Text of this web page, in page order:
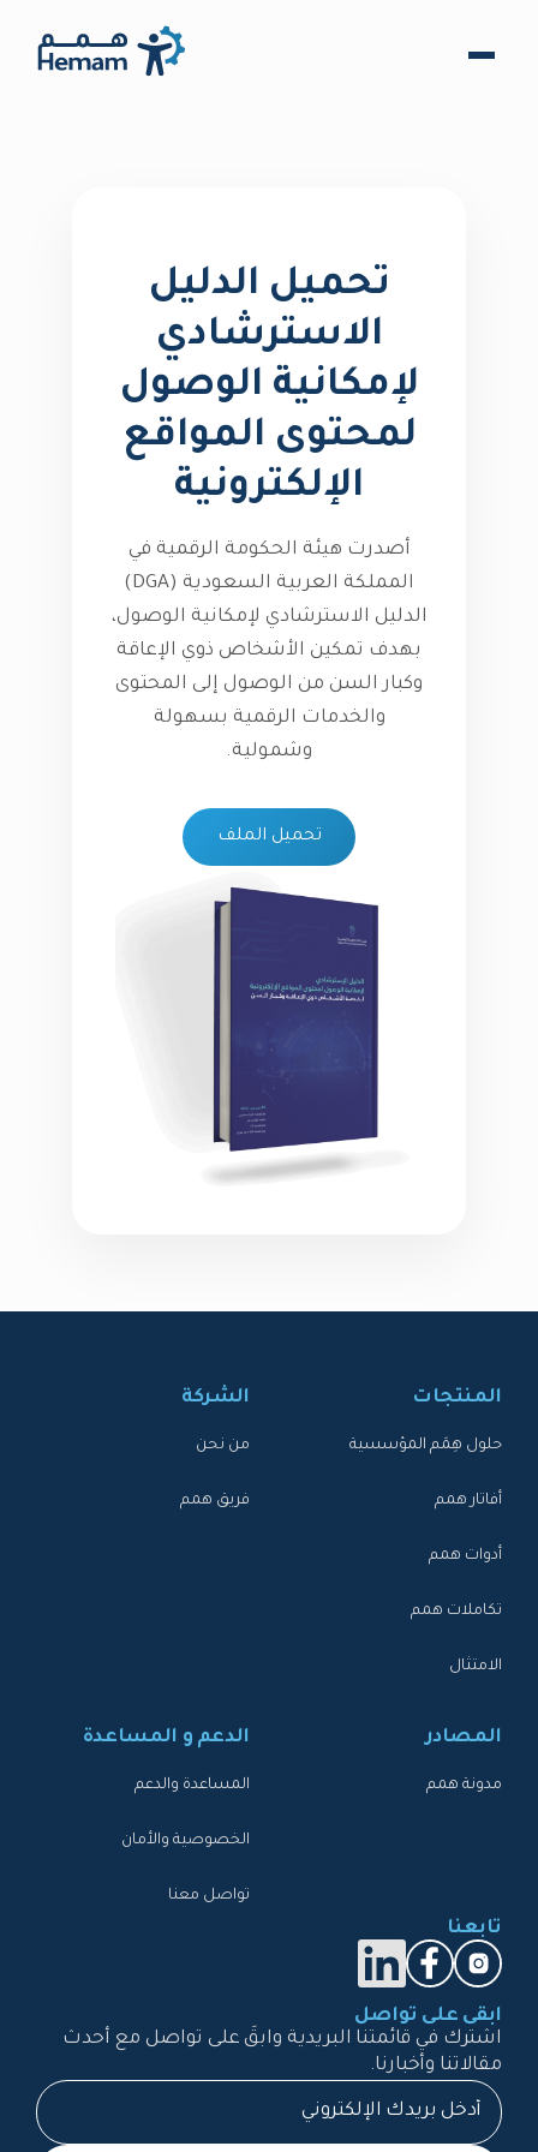
تحميل الدليل
الاسترشادي
لإمكانية الوصول
لمحتوى المواقع
الإلكترونية
أصدرت هيئة الحكومة الرقمية في
المملكة العربية السعودية (DGA)
الدليل الاسترشادي لإمكانية الوصول،
بهدف تمكين الأشخاص ذوي الإعاقة
وكبار السن من الوصول إلى المحتوى
والخدمات الرقمية بسهولة
وشمولية.
تحميل الملف
المنتجات
حلول هِمَم المؤسسية
أفاتار همم
أدوات همم
تكاملات همم
الامتثال
الشركة
من نحن
فريق همم
المصادر
مدونة همم
الدعم و المساعدة
المساعدة والدعم
الخصوصية والأمان
تواصل معنا
تابعنا
ابقى على تواصل
اشترك في قائمتنا البريدية وابقَ على تواصل مع أحدث
مقالاتنا وأخبارنا.